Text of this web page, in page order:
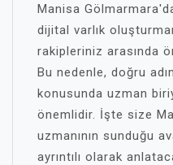
Manisa
dijital varlık
rakipleriniz arasında
Bu nedenle, doğru
konusunda uzman
önemlidir. İşte size
uzmanının sunduğu
ayrıntılı olarak